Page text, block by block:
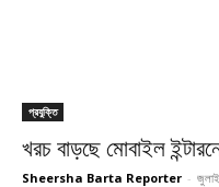
প্রযুক্তি
খরচ বাড়ছে মোবাইল
Sheersha Barta Reporter -